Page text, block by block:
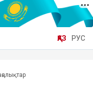
ҚАЗ РУС